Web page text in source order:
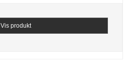
Vis produkt